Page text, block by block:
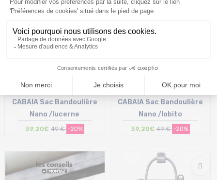
CABAIA Sac Bandoulière
Nano /lucerne
39,20€ 49 € -20%
T.U
CABAIA Sac Bandoulière
Nano /lobito
39,20€ 49 € -20%